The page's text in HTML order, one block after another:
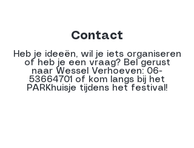
Contact
Heb je ideeën, wil je iets organiseren
of heb je een vraag? Bel gerust
naar Wessel Verhoeven: 06-
53664701 of kom langs bij het
PARKhuisje tijdens het festival!